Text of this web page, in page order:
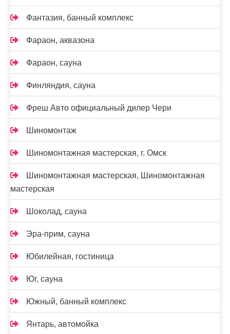
Фантазия, банный комплекс
Фараон, аквазона
Фараон, сауна
Финляндия, сауна
Фреш Авто официальный дилер Чери
Шиномонтаж
Шиномонтажная мастерская, г. Омск
Шиномонтажная мастерская, Шиномонтажная
мастерская
Шоколад, сауна
Эра-прим, сауна
Юбилейная, гостиница
Юг, сауна
Южный, банный комплекс
Янтарь, автомойка